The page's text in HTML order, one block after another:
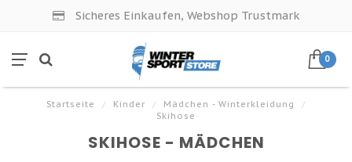
Sicheres Einkaufen, Webshop Trustmark
0
Startseite / Kinder / Mädchen - Winterkleidung
/
Skihose
SKIHOSE - MÄDCHEN